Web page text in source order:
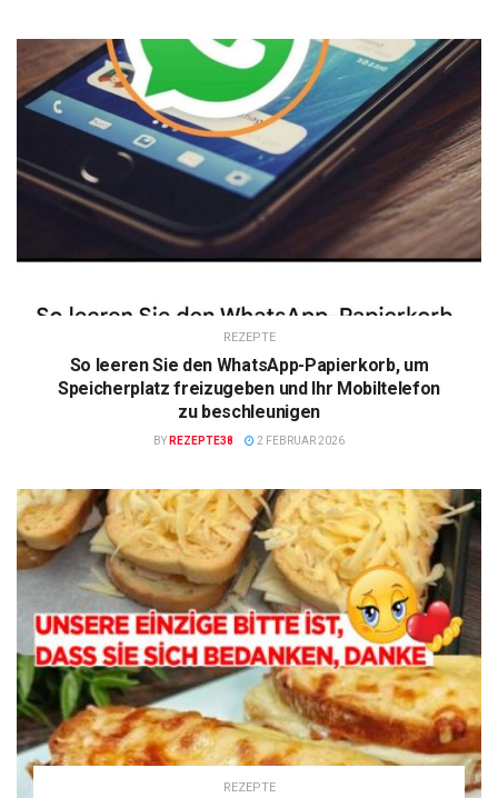
REZEPTE
So leeren Sie den WhatsApp-Papierkorb, um
Speicherplatz freizugeben und Ihr Mobiltelefon
zu beschleunigen
BY REZEPTE38 2 FEBRUAR 2026
REZEPTE